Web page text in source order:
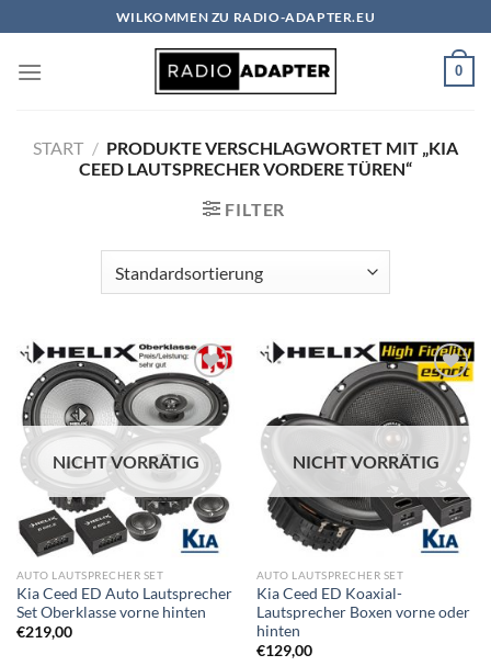
Inhalt
springen
WILKOMMEN ZU RADIO-ADAPTER.EU
0
START / PRODUKTE VERSCHLAGWORTET MIT „KIA
CEED LAUTSPRECHER VORDERE TÜREN“
FILTER
Zu
Wunschliste
hinzufügen
NICHT VORRÄTIG
AUTO LAUTSPRECHER SET
Kia Ceed ED Auto Lautsprecher
Set Oberklasse vorne hinten
€219,00
Zu
Wunschliste
hinzufügen
NICHT VORRÄTIG
AUTO LAUTSPRECHER SET
Kia Ceed ED Koaxial-
Lautsprecher Boxen vorne oder
hinten
€129,00